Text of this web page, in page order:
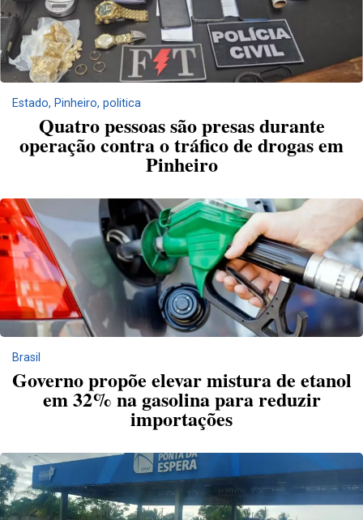
Estado, Pinheiro, politica
Quatro pessoas são presas durante
operação contra o tráfico de drogas em
Pinheiro
Brasil
Governo propõe elevar mistura de etanol
em 32% na gasolina para reduzir
importações